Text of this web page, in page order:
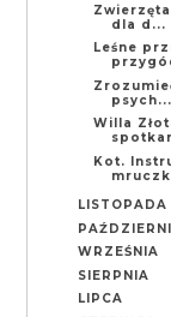
dla d...
Leśne
psych...
Willa
Kot.
LISTOPADA
WRZEŚNIA
SIERPNIA
LIPCA